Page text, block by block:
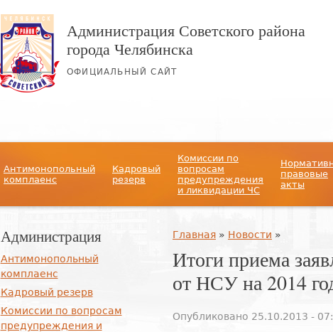
Администрация Советского района
города Челябинска
ОФИЦИАЛЬНЫЙ САЙТ
Антимонопольный
комплаенс
Кадровый
резерв
Комиссии по
вопросам
предупреждения
и ликвидации ЧС
правовые
акты
Вы здесь
Главная » Новости »
Итоги приема
от НСУ на 2014
Опубликовано 25.10.2013 -
Администрация
Антимонопольный
комплаенс
Кадровый резерв
Комиссии по вопросам
предупреждения и